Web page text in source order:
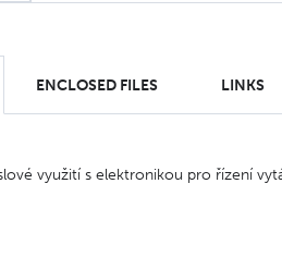
ENCLOSED FILES LINKS
využití s elektronikou pro řízení